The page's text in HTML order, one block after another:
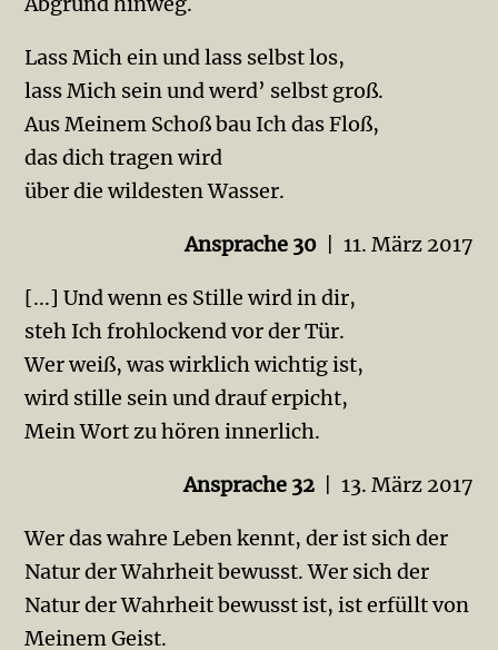
Lass Mich ein und lass selbst los,
lass Mich sein und werd’ selbst groß.
Aus Meinem Schoß bau Ich das Floß,
das dich tragen wird
über die wildesten Wasser.
Ansprache 30| 11. März 2017
[...] Und wenn es Stille wird in dir,
steh Ich frohlockend vor der Tür.
Wer weiß, was wirklich wichtig ist,
wird stille sein und drauf erpicht,
Mein Wort zu hören innerlich.
Ansprache 32| 13. März 2017
Wer das wahre Leben kennt, der ist sich der
Natur der Wahrheit bewusst. Wer sich der
Natur der Wahr­heit bewusst ist, ist erfüllt von
Meinem Geist.